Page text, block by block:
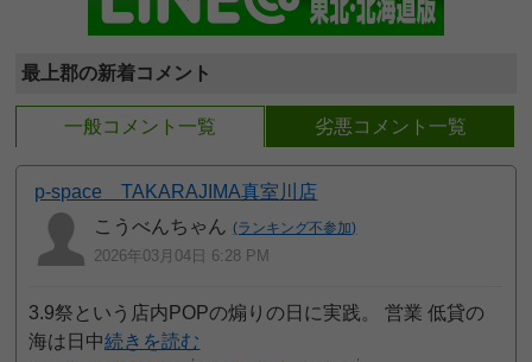
最上郡の新着コメント
一般コメント一覧 劣悪コメント一覧
p-space TAKARAJIMA真室川店
こうべんちゃん (ランキング不参加)
2026年03月04日 6:28 PM
3.9祭という店内POPの煽りの日に実践。 営業 低貸の
海は日中続きを読む